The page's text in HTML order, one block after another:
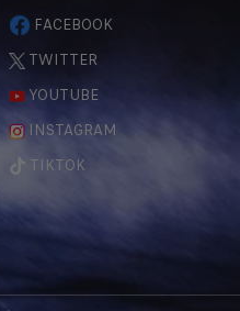
FACEBOOK
TWITTER
YOUTUBE
INSTAGRAM
TIKTOK